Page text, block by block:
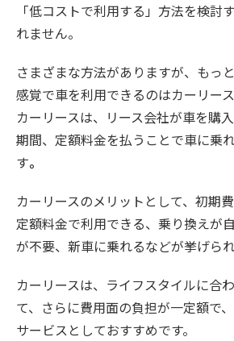
「低コストで利用する」方法を検討
れません。
さまざまな方法がありますが、もっ
感覚で車を利用できるのはカーリース
カーリースは、リース会社が車を購
期間、定額料金を払うことで車に乗
す。
カーリースのメリットとして、初期
定額料金で利用できる、乗り換えが
が不要、新車に乗れるなどが挙げられ
カーリースは、ライフスタイルに合
て、さらに費用面の負担が一定額で
サービスとしておすすめです。